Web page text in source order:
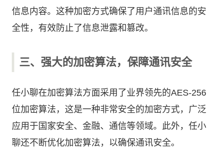
信息内容。这种加密方式确保了用户通讯信息的安
全性，有效防止了信息泄露和篡改。
三、强大的加密算法，保障通讯安全
任小聊在加密算法方面采用了业界领先的AES-256
位加密算法，这是一种非常安全的加密方式，广泛
应用于国家安全、金融、通信等领域。此外，任小
聊还不断优化加密算法，以确保通讯安全。